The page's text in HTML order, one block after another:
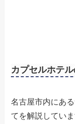
カプセルホテ
名古屋市内にあ
てを解説してい